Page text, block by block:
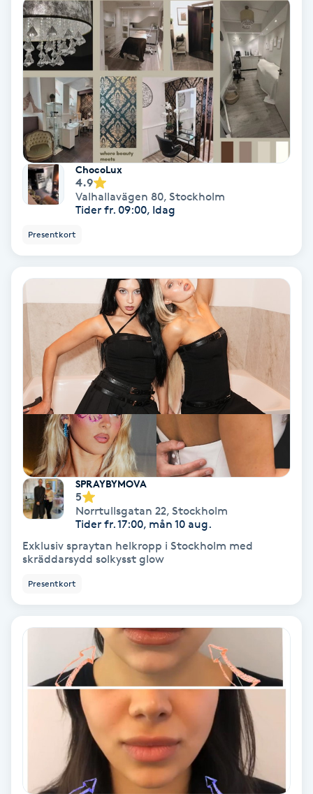
Nageltrång
Nagelvård
Naglar borttagning
Naglar reparation
Naprapati
Ny frisyr
Olaplex
Olaplexbehandling
Ombre
Ombre brows
Ombre naglar
Optiker
Ortopedi
Osteopati
Paraffinbehandling
ChocoLux
4.9
Valhallavägen 80, Stockholm
Tider fr. 09:00, Idag
Presentkort
SPRAYBYMOVA
5
Norrtullsgatan 22, Stockholm
Tider fr. 17:00, mån 10 aug.
Exklusiv spraytan helkropp i Stockholm med
skräddarsydd solkysst glow
Presentkort